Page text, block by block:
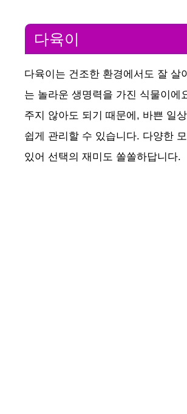
다육이
다육이는 건조한 환경에서도 잘 살
는 놀라운 생명력을 가진 식물이에
주지 않아도 되기 때문에, 바쁜 일
쉽게 관리할 수 있습니다. 다양한 모
있어 선택의 재미도 쏠쏠하답니다.